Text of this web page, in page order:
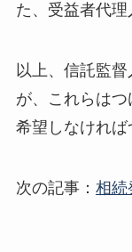
た、受益者代理
以上、信託監
が、これらは
希望しなければ
次の記事： 相続